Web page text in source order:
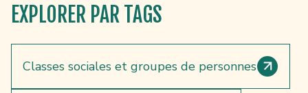
EXPLORER PAR TAGS
Classes sociales et groupes de personnes